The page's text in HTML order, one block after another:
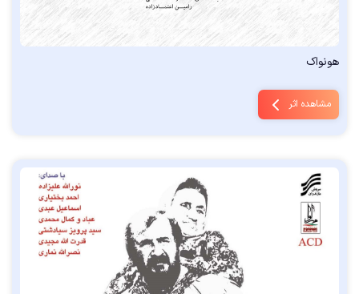
هونواک
مشاهده اثر